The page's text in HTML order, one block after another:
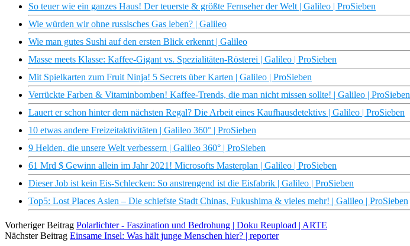
So teuer wie ein ganzes Haus! Der teuerste & größte Fernseher der Welt | Galileo | ProSieben
Wie würden wir ohne russisches Gas leben? | Galileo
Wie man gutes Sushi auf den ersten Blick erkennt | Galileo
Masse meets Klasse: Kaffee-Gigant vs. Spezialitäten-Rösterei | Galileo | ProSieben
Mit Spielkarten zum Fruit Ninja! 5 Secrets über Karten | Galileo | ProSieben
Verrückte Farben & Vitaminbomben! Kaffee-Trends, die man nicht missen sollte! | Galileo | ProSieben
Lauert er schon hinter dem nächsten Regal? Die Arbeit eines Kaufhausdetektivs | Galileo | ProSieben
10 etwas andere Freizeitaktivitäten | Galileo 360° | ProSieben
9 Helden, die unsere Welt verbessern | Galileo 360° | ProSieben
61 Mrd $ Gewinn allein im Jahr 2021! Microsofts Masterplan | Galileo | ProSieben
Dieser Job ist kein Eis-Schlecken: So anstrengend ist die Eisfabrik | Galileo | ProSieben
Top5: Lost Places Asien – Die schiefste Stadt Chinas, Fukushima & vieles mehr! | Galileo | ProSieben
Vorheriger Beitrag Polarlichter - Faszination und Bedrohung | Doku Reupload | ARTE
Nächster Beitrag Einsame Insel: Was hält junge Menschen hier? | reporter